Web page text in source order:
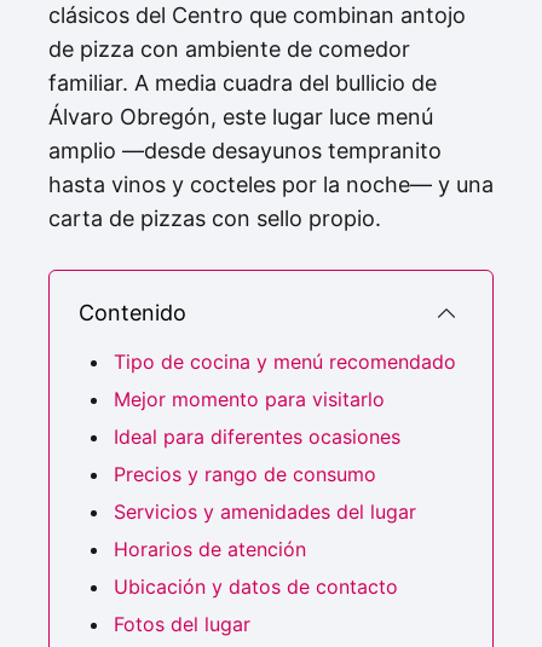
clásicos del Centro que combinan antojo
de pizza con ambiente de comedor
familiar. A media cuadra del bullicio de
Álvaro Obregón, este lugar luce menú
amplio —desde desayunos tempranito
hasta vinos y cocteles por la noche— y una
carta de pizzas con sello propio.
Contenido
Tipo de cocina y menú recomendado
Mejor momento para visitarlo
Ideal para diferentes ocasiones
Precios y rango de consumo
Servicios y amenidades del lugar
Horarios de atención
Ubicación y datos de contacto
Fotos del lugar